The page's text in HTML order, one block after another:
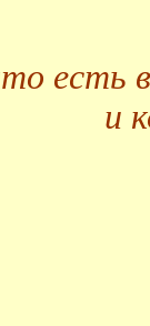
есть
и